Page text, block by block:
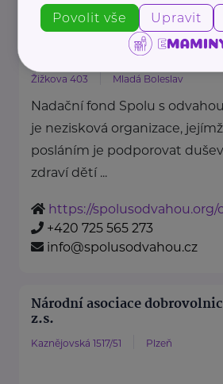
Nadační fond Spolu s
Žižkova 403 Mladá Boleslav
Nadační fond Spolu s odvahou
je nezisková organizace, jejímž
posláním je podporovat
zdraví dětí ...
https://spolusodvahou.org/
+420 725 565 273
info@spolusodvahou.cz
Národní asociace
z.s.
Kaznějovská 1517/51 Plzeň
Povolit vše Upravit